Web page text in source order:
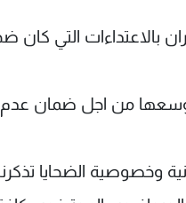
بالاعتداءات التي
من اجل ضمان
الضحايا تذكرنا